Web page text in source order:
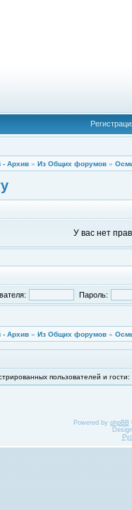
- Архив » Из Общих форумов »
У вас нет
Пароль:
- Архив » Из Общих форумов »
пользователей и гости:
Powered by phpBB